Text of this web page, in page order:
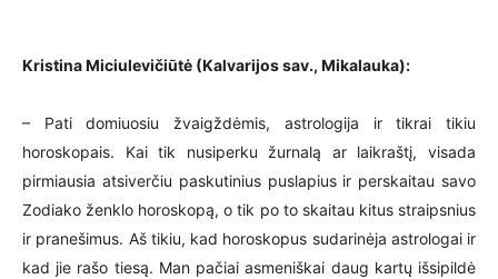
Kristina Miciulevičiūtė (Kalvarijos sav., Mikalauka):
– Pati domiuosiu žvaigždėmis, astrologija ir tikrai tikiu
horoskopais. Kai tik nusiperku žurnalą ar laikraštį, visada
pirmiausia atsiverčiu paskutinius puslapius ir perskaitau savo
Zodiako ženklo horoskopą, o tik po to skaitau kitus straipsnius
ir pranešimus. Aš tikiu, kad horoskopus sudarinėja astrologai ir
kad jie rašo tiesą. Man pačiai asmeniškai daug kartų išsipildė